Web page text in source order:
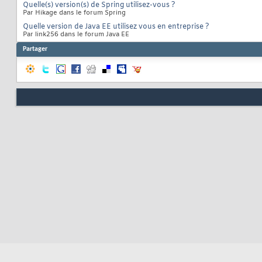
Quelle(s) version(s) de Spring utilisez-vous ?
Par Hikage dans le forum Spring
Quelle version de Java EE utilisez vous en entreprise ?
Par link256 dans le forum Java EE
Partager